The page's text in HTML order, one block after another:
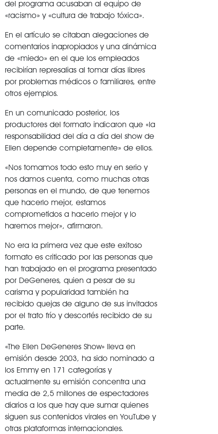
del programa acusaban al equipo de
«racismo» y «cultura de trabajo tóxica».
En el artículo se citaban alegaciones de
comentarios inapropiados y una dinámica
de «miedo» en el que los empleados
recibirían represalias al tomar días libres
por problemas médicos o familiares, entre
otros ejemplos.
En un comunicado posterior, los
productores del formato indicaron que «la
responsabilidad del día a día del show de
Ellen depende completamente» de ellos.
«Nos tomamos todo esto muy en serio y
nos damos cuenta, como muchas otras
personas en el mundo, de que tenemos
que hacerlo mejor, estamos
comprometidos a hacerlo mejor y lo
haremos mejor», afirmaron.
No era la primera vez que este exitoso
formato es criticado por las personas que
han trabajado en el programa presentado
por DeGeneres, quien a pesar de su
carisma y popularidad también ha
recibido quejas de alguno de sus invitados
por el trato frío y descortés recibido de su
parte.
«The Ellen DeGeneres Show» lleva en
emisión desde 2003, ha sido nominado a
los Emmy en 171 categorías y
actualmente su emisión concentra una
media de 2,5 millones de espectadores
diarios a los que hay que sumar quienes
siguen sus contenidos virales en YouTube y
otras plataformas internacionales.